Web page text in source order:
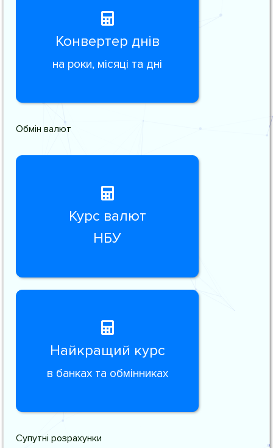
Конвертер днів
на роки, місяці та дні
Обмін валют
Курс валют
НБУ
Найкращий курс
в банках та обмінниках
Супутні розрахунки